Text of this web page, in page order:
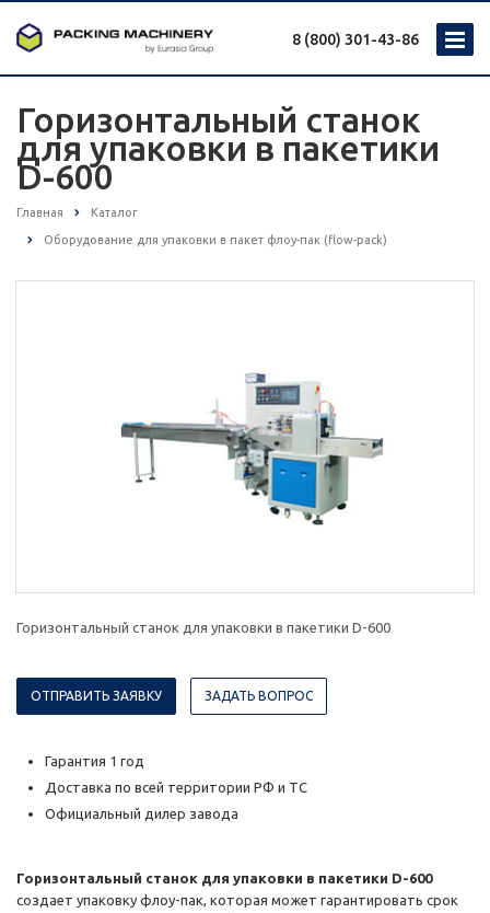
8 (800) 301-43-86
Горизонтальный станок
для упаковки в пакетики
D-600
Главная Каталог
Оборудование для упаковки в пакет флоу-пак (flow-pack)
Горизонтальный станок для упаковки в пакетики D-600
ОТПРАВИТЬ ЗАЯВКУ ЗАДАТЬ ВОПРОС
Гарантия 1 год
Доставка по всей территории РФ и ТС
Официальный дилер завода
Горизонтальный станок для упаковки в пакетики D-600
создает упаковку флоу-пак, которая может гарантировать срок